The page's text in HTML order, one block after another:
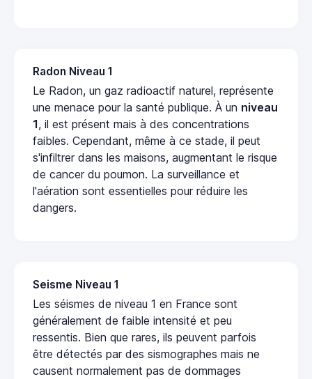
Radon Niveau 1
Le Radon, un gaz radioactif naturel, représente
une menace pour la santé publique. À un niveau
1, il est présent mais à des concentrations
faibles. Cependant, même à ce stade, il peut
s'infiltrer dans les maisons, augmentant le risque
de cancer du poumon. La surveillance et
l'aération sont essentielles pour réduire les
dangers.
Seisme Niveau 1
Les séismes de niveau 1 en France sont
généralement de faible intensité et peu
ressentis. Bien que rares, ils peuvent parfois
être détectés par des sismographes mais ne
causent normalement pas de dommages